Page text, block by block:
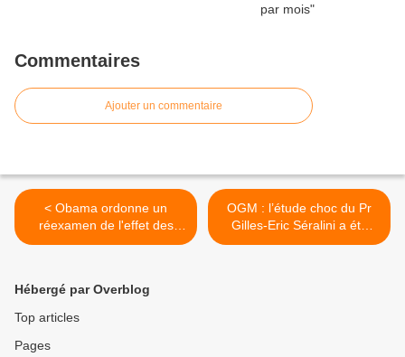
Commentaires
Ajouter un commentaire
< Obama ordonne un
réexamen de l'effet des
pesticides sur les abeilles
OGM : l’étude choc du Pr
Gilles-Eric Séralini a été
republiée! >
Hébergé par Overblog
Top articles
Pages